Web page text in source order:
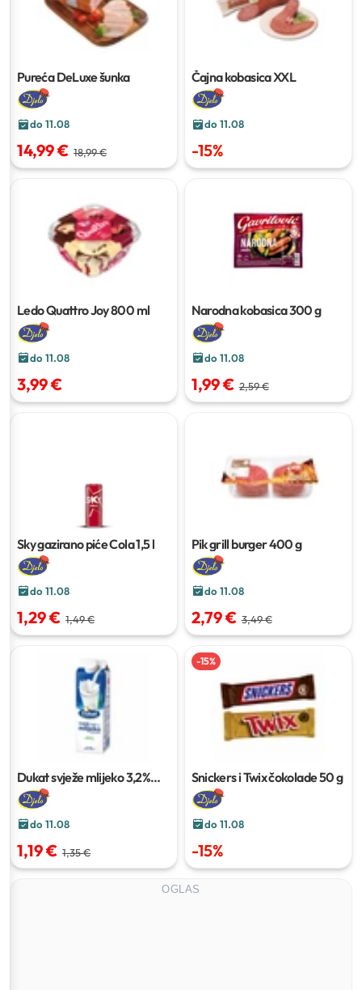
Pureća DeLuxe šunka
do 11.08
14,99 € 18,99 €
Čajna kobasica XXL
do 11.08
-15%
Ledo Quattro Joy800 ml
do 11.08
3,99 €
Narodna kobasica300 g
do 11.08
1,99 € 2,59 €
Sky gazirano piće Cola1,5 l
do 11.08
1,29 € 1,49 €
Pik grill burger400 g
do 11.08
2,79 € 3,49 €
Dukat svježe mlijeko 3,2%
m.m.1 l
do 11.08
1,19 € 1,35 €
-15%
Snickers i Twix čokolade50 g
do 11.08
-15%
OGLAS